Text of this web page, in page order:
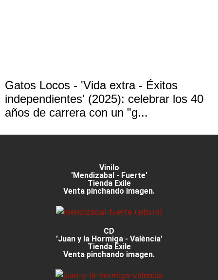
Gatos Locos - 'Vida extra - Éxitos
independientes' (2025): celebrar los 40
años de carrera con un "g...
Vinilo
'Mendizabal - Fuerte'
Tienda Exile
Venta pinchando imagen.
CD
'Juan y la Hormiga - València'
Tienda Exile
Venta pinchando imagen.